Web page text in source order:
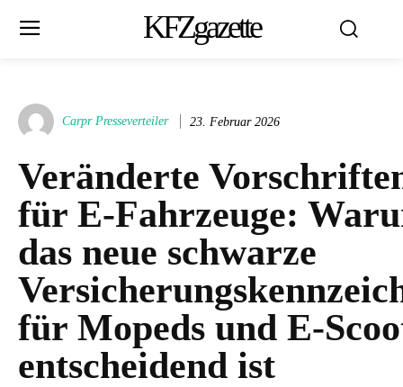
KFZgazette
Carpr Presseverteiler 23. Februar 2026
Veränderte
für E-Fahrzeuge:
das neue schwarze
für Mopeds und E-
entscheidend ist